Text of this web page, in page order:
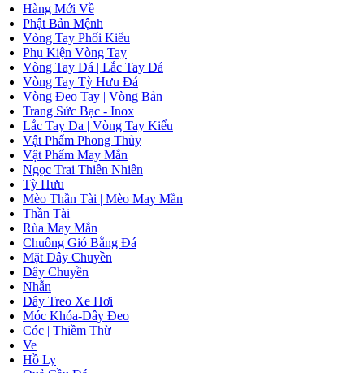
Hàng Mới Về
Phật Bản Mệnh
Vòng Tay Phối Kiểu
Phụ Kiện Vòng Tay
Vòng Tay Đá | Lắc Tay Đá
Vòng Tay Tỳ Hưu Đá
Vòng Đeo Tay | Vòng Bản
Trang Sức Bạc - Inox
Lắc Tay Da | Vòng Tay Kiểu
Vật Phẩm Phong Thủy
Vật Phẩm May Mắn
Ngọc Trai Thiên Nhiên
Tỳ Hưu
Mèo Thần Tài | Mèo May Mắn
Thần Tài
Rùa May Mắn
Chuông Gió Bằng Đá
Mặt Dây Chuyền
Dây Chuyền
Nhẫn
Dây Treo Xe Hơi
Móc Khóa-Dây Đeo
Cóc | Thiềm Thừ
Ve
Hồ Ly